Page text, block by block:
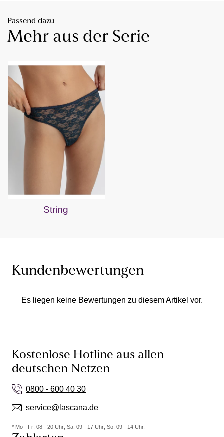
Passend dazu
Mehr aus der Serie
String
Kundenbewertungen
Es liegen keine Bewertungen zu diesem Artikel vor.
Kostenlose Hotline aus allen
deutschen Netzen
0800 - 600 40 30
service@lascana.de
* Mo - Fr: 08 - 20 Uhr; Sa: 09 - 17 Uhr; So: 09 - 14 Uhr.